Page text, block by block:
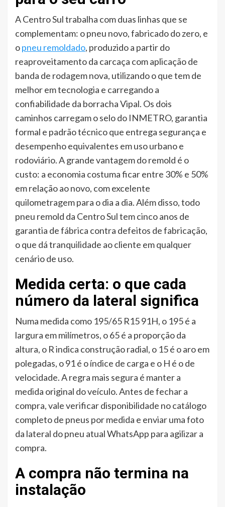
A Centro Sul trabalha com duas linhas que se
complementam: o pneu novo, fabricado do zero, e
opneu remoldado, produzido a partir do
reaproveitamento da carcaça com aplicação de
banda de rodagem nova, utilizando o que tem de
melhor em tecnologia e carregando a
confiabilidade da borracha Vipal. Os dois
caminhos carregam o selo do INMETRO, garantia
formal e padrão técnico que entrega segurança e
desempenho equivalentes em uso urbano e
rodoviário. A grande vantagem do remold é o
custo: a economia costuma ficar entre 30% e 50%
em relação ao novo, com excelente
quilometragem para o dia a dia. Além disso, todo
pneu remold da Centro Sul tem cinco anos de
garantia de fábrica contra defeitos de fabricação,
o que dá tranquilidade ao cliente em qualquer
cenário de uso.
Medida certa: o que cada
número da lateral significa
Numa medida como 195/65 R15 91H, o 195 é a
largura em milímetros, o 65 é a proporção da
altura, o R indica construção radial, o 15 é o aro em
polegadas, o 91 é o índice de carga e o H é o de
velocidade. A regra mais segura é manter a
medida original do veículo. Antes de fechar a
compra, vale verificar disponibilidade no catálogo
completo de pneus por medida e enviar uma foto
da lateral do pneu atual WhatsApp para agilizar a
compra.
A compra não termina na
instalação